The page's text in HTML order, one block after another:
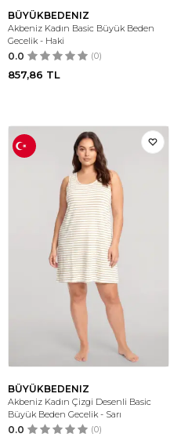
BÜYÜKBEDENIZ
Akbeniz Kadın Basic Büyük Beden
Gecelik - Haki
0.0 (0)
857,86 TL
BÜYÜKBEDENIZ
Akbeniz Kadın Çizgi Desenli Basic
Büyük Beden Gecelik - Sarı
0.0 (0)